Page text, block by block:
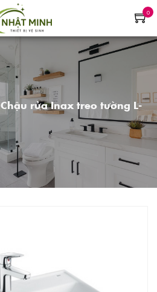
0
Chậu rửa Inax treo tường L-